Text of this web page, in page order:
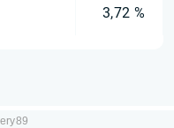
3,72 %